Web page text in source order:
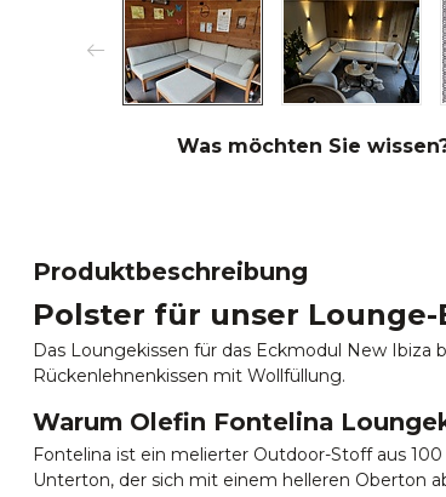
Was möchten Sie
Produktbeschreibung
Polster für unser Lounge-
Das Loungekissen für das Eckmodul New Ibiza
Rückenlehnenkissen mit Wollfüllung.
Warum Olefin Fontelina
Fontelina ist ein melierter Outdoor-Stoff aus
Unterton, der sich mit einem helleren Oberton